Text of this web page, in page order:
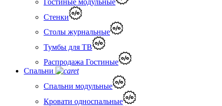
Стенки
Столы журнальные
Тумбы для ТВ
Распродажа Гостиные
Спальни
Спальни модульные
Кровати односпальные